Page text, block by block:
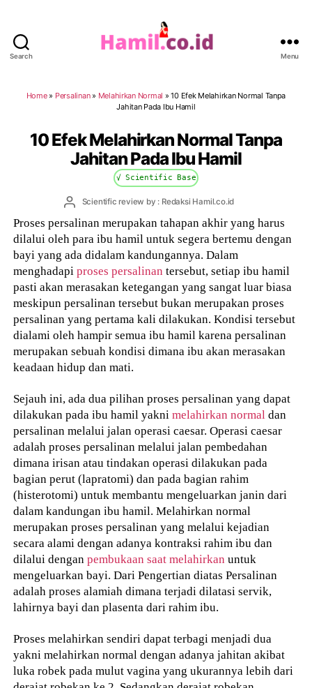
Search Menu
Home» Persalinan» Melahirkan Normal »10 Efek Melahirkan Normal Tanpa
Jahitan Pada Ibu Hamil
10 Efek Melahirkan Normal Tanpa
Jahitan Pada Ibu Hamil
√ Scientific Base
PostScientific review by : Redaksi Hamil.co.id
Proses persalinan merupakan tahapan akhir yang harus
dilalui oleh para ibu hamil untuk segera bertemu dengan
bayi yang ada didalam kandungannya. Dalam
menghadapiproses persalinan tersebut, setiap ibu hamil
pasti akan merasakan ketegangan yang sangat luar biasa
meskipun persalinan tersebut bukan merupakan proses
persalinan yang pertama kali dilakukan. Kondisi tersebut
dialami oleh hampir semua ibu hamil karena persalinan
merupakan sebuah kondisi dimana ibu akan merasakan
keadaan hidup dan mati.
Sejauh ini, ada dua pilihan proses persalinan yang dapat
dilakukan pada ibu hamil yaknimelahirkan normal dan
persalinan melalui jalan operasi caesar. Operasi caesar
adalah proses persalinan melalui jalan pembedahan
dimana irisan atau tindakan operasi dilakukan pada
bagian perut (lapratomi) dan pada bagian rahim
(histerotomi) untuk membantu mengeluarkan janin dari
dalam kandungan ibu hamil. Melahirkan normal
merupakan proses persalinan yang melalui kejadian
secara alami dengan adanya kontraksi rahim ibu dan
dilalui denganpembukaan saat melahirkan untuk
mengeluarkan bayi. Dari Pengertian diatas Persalinan
adalah proses alamiah dimana terjadi dilatasi servik,
lahirnya bayi dan plasenta dari rahim ibu.
Proses melahirkan sendiri dapat terbagi menjadi dua
yakni melahirkan normal dengan adanya jahitan akibat
luka robek pada mulut vagina yang ukurannya lebih dari